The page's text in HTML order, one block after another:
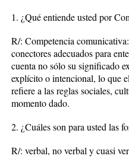
1. ¿Qué entiende usted por
R/: Competencia
conectores adecuados para
cuenta no sólo su significado
explícito o intencional, lo que
refiere a las reglas sociales,
momento dado.
2. ¿Cuáles son para usted las
R/: verbal, no verbal y cuasi